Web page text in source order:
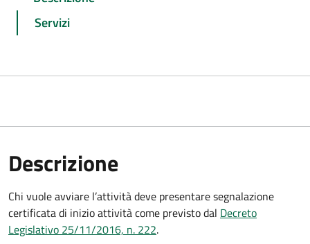
Servizi
Descrizione
Chi vuole avviare l’attività deve presentaresegnalazione
certificata di inizio attivitàcome previsto dal Decreto
Legislativo 25/11/2016, n. 222.